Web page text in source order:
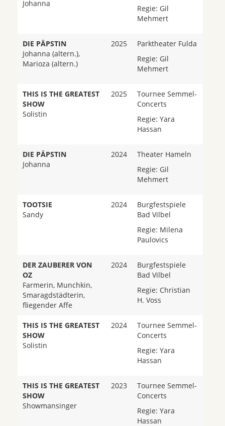
Johanna
Regie: Gil
Mehmert
DIE PÄPSTIN
Johanna (altern.),
Marioza (altern.)
2025
Parktheater Fulda
Regie: Gil
Mehmert
THIS IS THE GREATEST
SHOW
Solistin
2025
Tournee Semmel-
Concerts
Regie: Yara
Hassan
DIE PÄPSTIN
Johanna
2024
Theater Hameln
Regie: Gil
Mehmert
TOOTSIE
Sandy
2024
Burgfestspiele
Bad Vilbel
Regie: Milena
Paulovics
DER ZAUBERER VON
OZ
Farmerin, Munchkin,
Smaragdstädterin,
fliegender Affe
2024
Burgfestspiele
Bad Vilbel
Regie: Christian
H. Voss
THIS IS THE GREATEST
SHOW
Solistin
2024
Tournee Semmel-
Concerts
Regie: Yara
Hassan
THIS IS THE GREATEST
SHOW
Showmansinger
2023
Tournee Semmel-
Concerts
Regie: Yara
Hassan